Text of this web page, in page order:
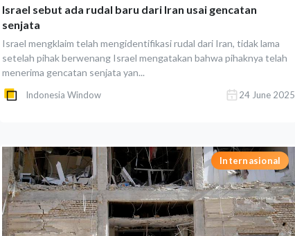
Israel sebut ada rudal baru dari Iran usai gencatan
senjata
Israel mengklaim telah mengidentifikasi rudal dari Iran, tidak lama
setelah pihak berwenang Israel mengatakan bahwa pihaknya telah
menerima gencatan senjata yan...
Indonesia Window 24 June 2025
Internasional